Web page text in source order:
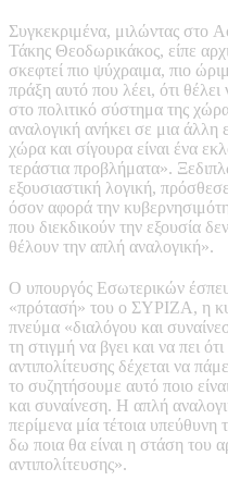
Συγκεκριμένα, μιλώντας στο
Τάκης Θεοδωρικάκος, είπε
σκεφτεί πιο ψύχραιμα, πιο
πράξη αυτό που λέει, ότι
στο πολιτικό σύστημα της
αναλογική ανήκει σε μια άλλη
χώρα και σίγουρα είναι ένα
τεράστια προβλήματα».
εξουσιαστική λογική,
όσον αφορά την
που διεκδικούν την εξουσία
θέλουν την απλή αναλογική».
Ο υπουργός Εσωτερικών
«πρότασή» του ο ΣΥΡΙΖΑ, η
πνεύμα «διαλόγου και
τη στιγμή να βγει και να πει
αντιπολίτευσης δέχεται να
το συζητήσουμε αυτό ποιο
και συναίνεση. Η απλή
περίμενα μία τέτοια
δω ποια θα είναι η στάση του
αντιπολίτευσης».